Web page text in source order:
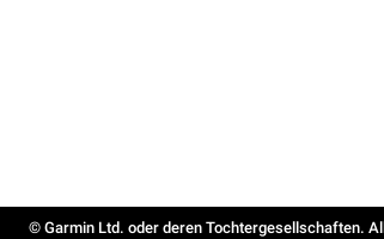
© Garmin Ltd. oder deren Tochtergesellschaften.